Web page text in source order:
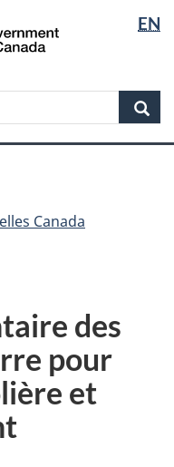
langue
EN
Canada
Canada
des
pour
et